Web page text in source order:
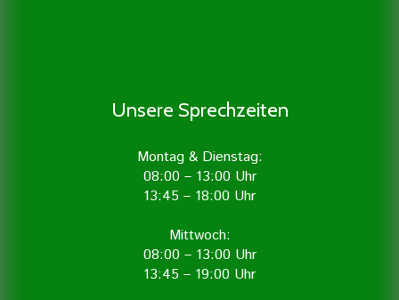
Unsere Sprechzeiten
Montag & Dienstag:
08:00 – 13:00 Uhr
13:45 – 18:00 Uhr
Mittwoch:
08:00 – 13:00 Uhr
13:45 – 19:00 Uhr